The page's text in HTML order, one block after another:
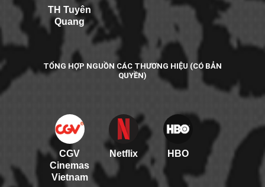
TH Tuyên
Quang
TỔNG HỢP NGUỒN CÁC THƯƠNG HIỆU (CÓ BẢN
QUYỀN)
CGV
Cinemas
Vietnam
Netflix HBO